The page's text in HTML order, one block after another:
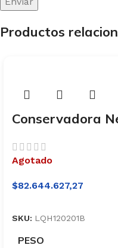
Productos
Conservadora
Agotado
$82.644.627,27
SKU: LQH120201B
PESO